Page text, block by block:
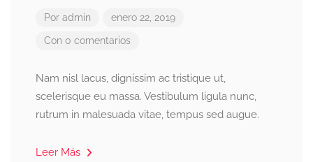
Por admin enero 22, 2019
Con 0 comentarios
Nam nisl lacus, dignissim ac tristique ut,
scelerisque eu massa. Vestibulum ligula nunc,
rutrum in malesuada vitae, tempus sed augue.
Leer Más